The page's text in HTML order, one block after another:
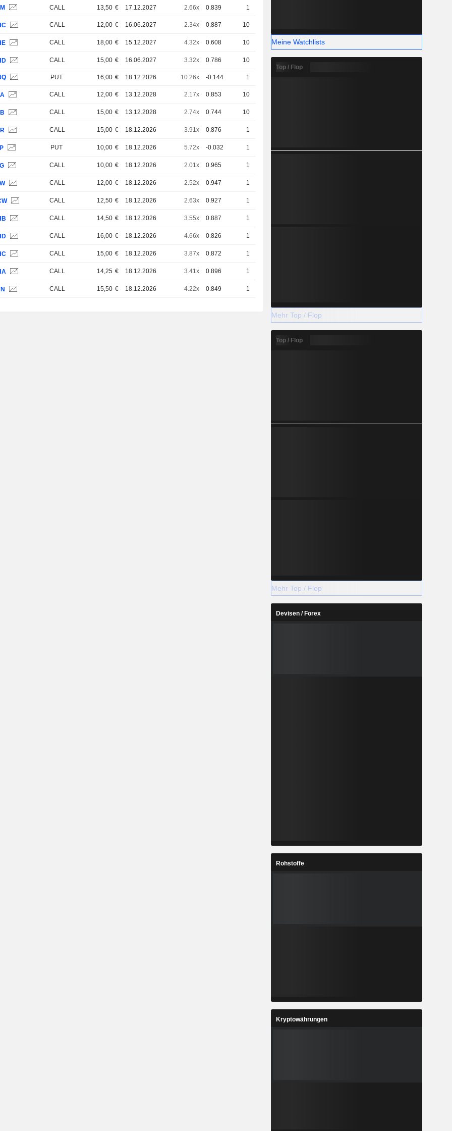
CALL 13,50 € 17.12.2027 2.66x 0.839 1
CALL 12,00 € 16.06.2027 2.34x 0.887 10
CALL 18,00 € 15.12.2027 4.32x 0.608 10 0.26 / 0.27
CALL 15,00 € 16.06.2027 3.32x 0.786 10
PUT 16,00 € 18.12.2026 10.26x -0.144 1
CALL 12,00 € 13.12.2028 2.17x 0.853 10
CALL 15,00 € 13.12.2028 2.74x 0.744 10
CALL 15,00 € 18.12.2026 3.91x 0.876 1
PUT 10,00 € 18.12.2026 5.72x -0.032 1
CALL 10,00 € 18.12.2026 2.01x 0.965 1
CALL 12,00 € 18.12.2026 2.52x 0.947 1
CALL 12,50 € 18.12.2026 2.63x 0.927 1
CALL 14,50 € 18.12.2026 3.55x 0.887 1
CALL 16,00 € 18.12.2026 4.66x 0.826 1
CALL 15,00 € 18.12.2026 3.87x 0.872 1
CALL 14,25 € 18.12.2026 3.41x 0.896 1
CALL 15,50 € 18.12.2026 4.22x 0.849 1
Meine Watchlists
Top / Flop
Mehr Top / Flop
Top / Flop
Mehr Top / Flop
Devisen / Forex
Rohstoffe
Kryptowährungen